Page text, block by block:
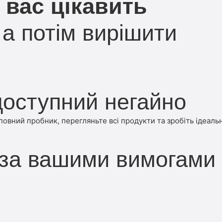
цікавить
потім вирішити
негайно
пробник, перегляньте всі продукти та зробіть
вашими вимогами